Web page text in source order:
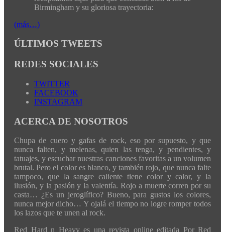
Birmingham y su gloriosa trayectoria:
(más…)
ÚLTIMOS TWEETS
REDES SOCIALES
TWITTER
FACEBOOK
INSTAGRAM
ACERCA DE NOSOTROS
Chupa de cuero y gafas de rock, eso por supuesto, y que
nunca falten, y melenas, quien las tenga, y pendientes, y
tatuajes, y escuchar nuestras canciones favoritas a un volumen
brutal. Pero el color es blanco, y también rojo, que nunca falte
tampoco, que la sangre caliente tiene color y calor, y la
ilusión, y la pasión y la valentía. Rojo a muerte corren por su
casta… ¿Es un jeroglífico? Bueno, para gustos los colores,
nunca mejor dicho… Y ojalá el tiempo no logre romper todos
los lazos que te unen al rock.
Red Hard n Heavy es una revista online editada Por Red